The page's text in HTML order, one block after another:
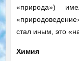
«природа»)
стал иным, это
Химия